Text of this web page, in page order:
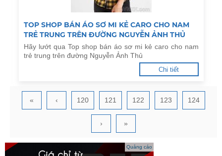
TOP SHOP BÁN ÁO SƠ MI KẺ CARO CHO NAM
TRẺ TRUNG TRÊN ĐƯỜNG NGUYỄN ẢNH THỦ
Hãy lướt qua Top shop bán áo sơ mi kẻ caro cho nam
trẻ trung trên đường Nguyễn Ảnh Thủ
Chi tiết
« ‹ 120 121 122 123 124
› »
Quảng cáo